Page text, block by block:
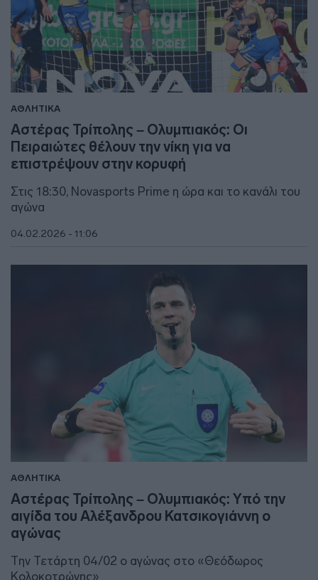
ΑΘΛΗΤΙΚΑ
Αστέρας Τρίπολης – Ολυμπιακός: Οι
Πειραιώτες θέλουν την νίκη για να
επιστρέψουν στην κορυφή
Στις 18:30, Novasports Prime η ώρα και το κανάλι του
αγώνα
04.02.2026 - 11:06
ΑΘΛΗΤΙΚΑ
Αστέρας Τρίπολης – Ολυμπιακός: Υπό την
αιγίδα του Αλέξανδρου Κατσικογιάννη ο
αγώνας
Την Τετάρτη 04/02 ο αγώνας στο «Θεόδωρος
Κολοκοτρώνης»